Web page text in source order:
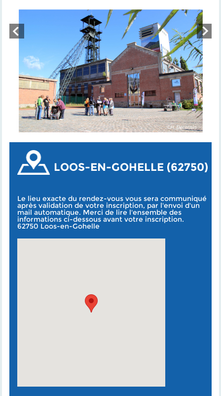
LOOS-EN-GOHELLE (62750)
Le lieu exacte du rendez-vous vous sera communiqué
après validation de votre inscription, par l'envoi d'un
mail automatique. Merci de lire l'ensemble des
informations ci-dessous avant votre inscription.
62750 Loos-en-Gohelle